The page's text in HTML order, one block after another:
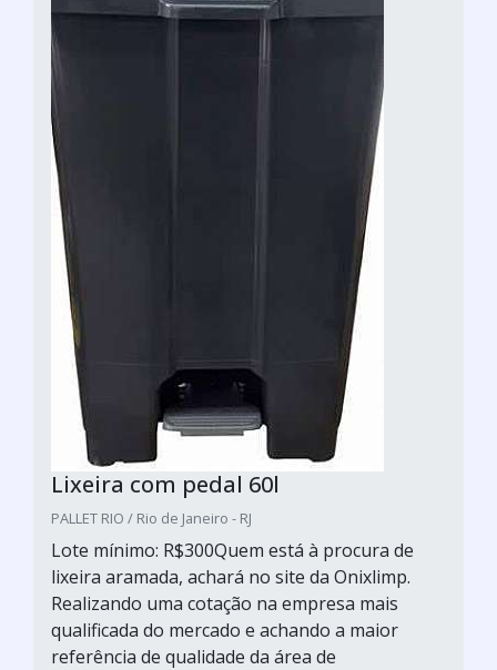
Lixeira com pedal 60l
PALLET RIO / Rio de Janeiro - RJ
Lote mínimo: R$300Quem está à procura de
lixeira aramada, achará no site da Onixlimp.
Realizando uma cotação na empresa mais
qualificada do mercado e achando a maior
referência de qualidade da área de